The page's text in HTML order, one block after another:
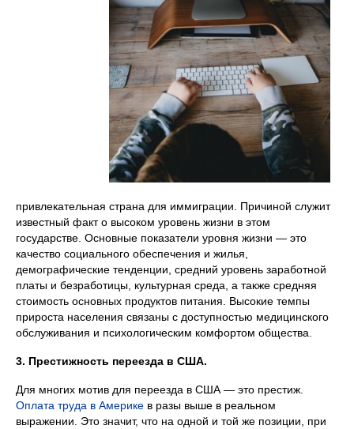
привлекательная страна для иммиграции. Причиной служит
известный факт о высоком уровень жизни в этом
государстве. Основные показатели уровня жизни — это
качество социального обеспечения и жилья,
демографические тенденции, средний уровень заработной
платы и безработицы, культурная среда, а также средняя
стоимость основных продуктов питания. Высокие темпы
прироста населения связаны с доступностью медицинского
обслуживания и психологическим комфортом общества.
3. Престижность переезда в США.
Для многих мотив для переезда в США — это престиж.
Оплата труда в Америке в разы выше в реальном
выражении. Это значит, что на одной и той же позиции, при